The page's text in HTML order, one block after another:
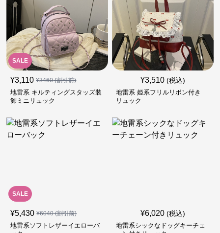
SALE
¥3,110 ¥3460(割引前)
地雷系 キルティングスタッズ装
飾ミニリュック
¥3,510 (税込)
地雷系 姫系フリルリボン付き
リュック
SALE
¥5,430 ¥6040(割引前)
地雷系ソフトレザーイエローバ
¥6,020 (税込)
地雷系シックなドッグキーチェ